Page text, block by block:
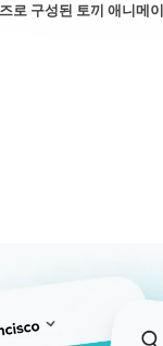
로 구성된 토끼 애니메